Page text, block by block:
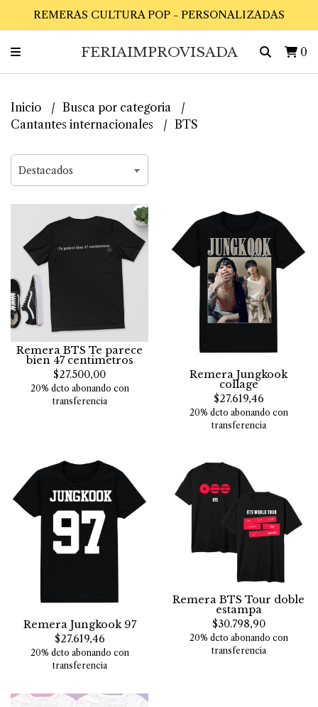
REMERAS CULTURA POP - PERSONALIZADAS
FERIAIMPROVISADA 0
Inicio
Busca por categoria
Cantantes internacionales
BTS
Remera BTS Te parece
bien 47 centimetros
$27.500,00
20% dcto abonando con
transferencia
Remera Jungkook
collage
$27.619,46
20% dcto abonando con
transferencia
Remera Jungkook 97
$27.619,46
20% dcto abonando con
transferencia
Remera BTS Tour doble
estampa
$30.798,90
20% dcto abonando con
transferencia